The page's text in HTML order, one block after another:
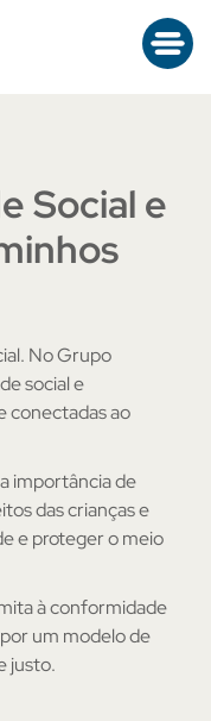
Social e
No Grupo
social e
conectadas ao
importância de
das crianças e
e proteger o meio
à conformidade
um modelo de
justo.